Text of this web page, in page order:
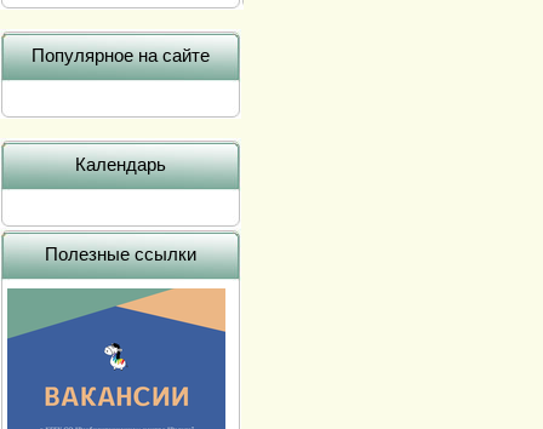
Популярное на сайте
Календарь
Полезные ссылки